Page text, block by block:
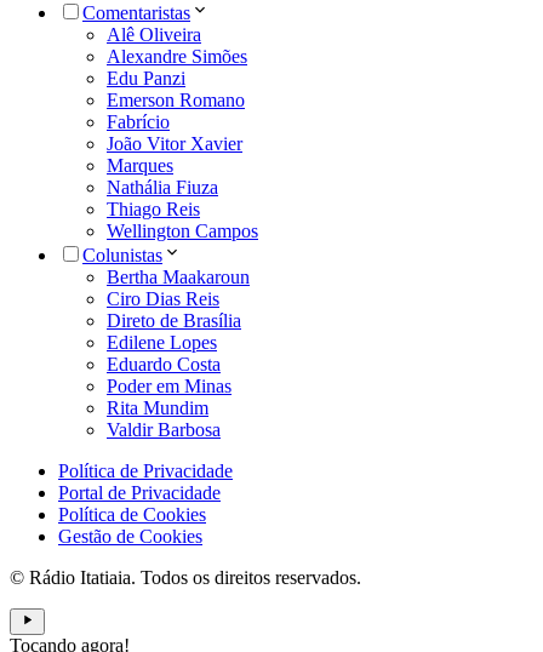
Comentaristas
Alê Oliveira
Alexandre Simões
Edu Panzi
Emerson Romano
Fabrício
João Vitor Xavier
Marques
Nathália Fiuza
Thiago Reis
Wellington Campos
Colunistas
Bertha Maakaroun
Ciro Dias Reis
Direto de Brasília
Edilene Lopes
Eduardo Costa
Poder em Minas
Rita Mundim
Valdir Barbosa
Política de Privacidade
Portal de Privacidade
Política de Cookies
Gestão de Cookies
© Rádio Itatiaia. Todos os direitos reservados.
Tocando agora!